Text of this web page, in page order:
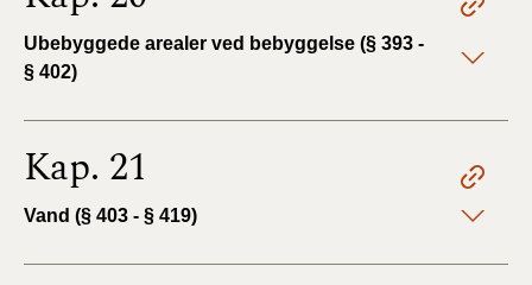
Ubebyggede arealer ved bebyggelse (§ 393 -
§ 402)
Kap. 21
Vand (§ 403 - § 419)